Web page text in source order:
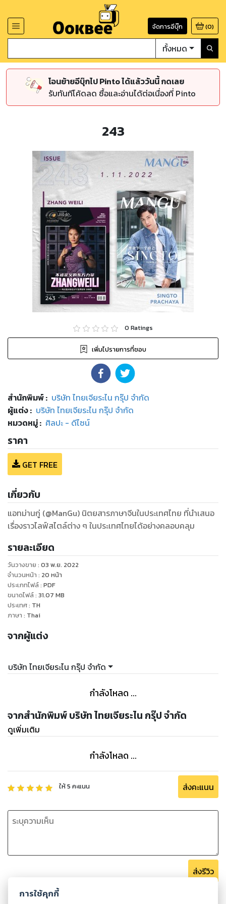
จัดการอีบุ๊ก (0)
ทั้งหมด
โอนย้ายอีบุ๊กไป Pinto ได้แล้ววันนี้ กดเลย
รับทันทีโค้ดลด ซื้อและอ่านได้ต่อเนื่องที่ Pinto
243
0 Ratings
เพิ่มไปรายการที่ชอบ
สำนักพิมพ์: บริษัท ไทยเจียระไน กรุ๊ป จำกัด
ผู้แต่ง : บริษัท ไทยเจียระไน กรุ๊ป จำกัด
หมวดหมู่: ศิลปะ - ดีไซน์
ราคา
GET FREE
เกี่ยวกับ
แอทม่านกู่ (@ManGu) นิตยสารภาษาจีนในประเทศไทย ที่นำเสนอ
เรื่องราวไลฟ์สไตล์ต่าง ๆ ในประเทศไทยได้อย่างคลอบคลุม
รายละเอียด
วันวางขาย : 03 พ.ย. 2022
จำนวนหน้า : 20 หน้า
ประเภทไฟล์: PDF
ขนาดไฟล์: 31.07 MB
ประเทศ: TH
ภาษา : Thai
จากผู้แต่ง
บริษัท ไทยเจียระไน กรุ๊ป จำกัด
กำลังโหลด ...
จากสำนักพิมพ์ บริษัท ไทยเจียระไน กรุ๊ป จำกัด
ดูเพิ่มเติม
กำลังโหลด ...
ให้5 คะแนน ส่งคะแนน
ส่งรีวิว
การใช้คุกกี้